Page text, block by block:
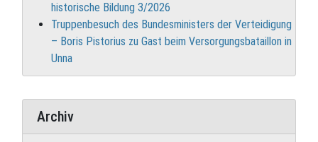
historische Bildung 3/2026
Truppenbesuch des Bundesministers der Verteidigung
– Boris Pistorius zu Gast beim Versorgungsbataillon in
Unna
Archiv